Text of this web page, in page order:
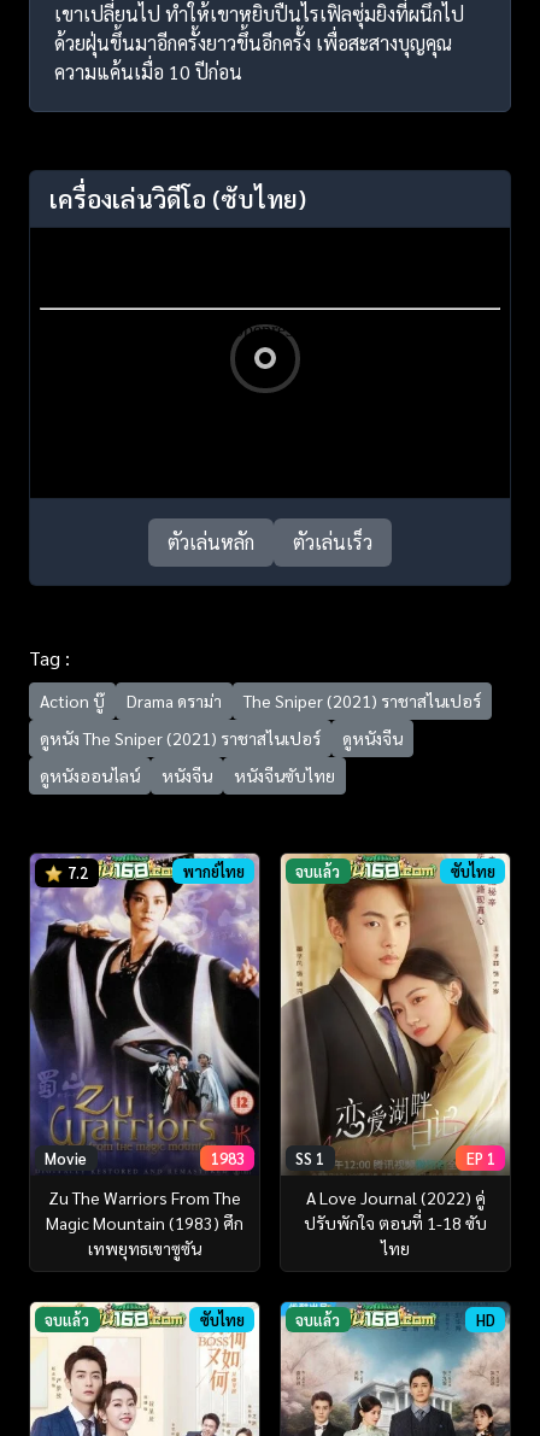
เขาเปลี่ยนไป ทำให้เขาหยิบปืนไรเฟิลซุ่มยิงที่ผนึกไป
ด้วยฝุ่นขึ้นมาอีกครั้งยาวขึ้นอีกครั้ง เพื่อสะสางบุญคุณ
ความแค้นเมื่อ 10 ปีก่อน
เครื่องเล่นวิดีโอ (ซับไทย)
ตัวเล่นหลัก ตัวเล่นเร็ว
Tag :
Action บู๊ Drama ดราม่า
The Sniper (2021) ราชาสไนเปอร์
ดูหนัง The Sniper (2021) ราชาสไนเปอร์
ดูหนังจีน
ดูหนังออนไลน์
หนังจีน หนังจีนซับไทย
7.2 พากย์ไทย
Movie 1983
Zu The Warriors From The
Magic Mountain (1983) ศึก
เทพยุทธเขาซูซัน
จบแล้ว ซับไทย
SS 1 EP 1
A Love Journal (2022) คู่
ปรับพักใจ ตอนที่ 1-18 ซับ
ไทย
จบแล้ว ซับไทย จบแล้ว HD